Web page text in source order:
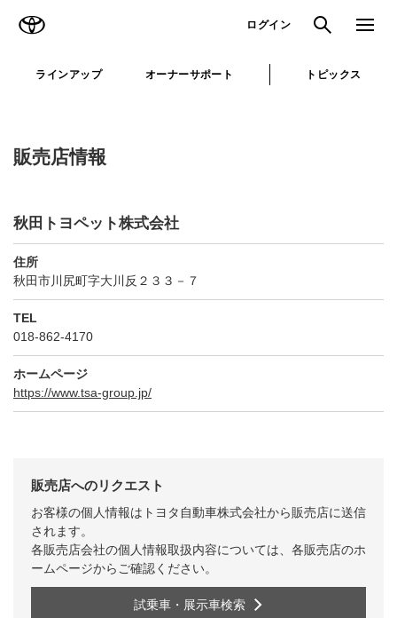
ログイン 検索 メニュ
ラインアップ オーナーサポート トピックス
販売店情報
秋田トヨペット株式会社
住所
秋田市川尻町字大川反２３３－７
TEL
018-862-4170
ホームページ
https://www.tsa-group.jp/
販売店へのリクエスト
お客様の個人情報はトヨタ自動車株式会社から販売店に送信
されます。
各販売店会社の個人情報取扱内容については、各販売店のホ
ームページからご確認ください。
試乗車・展示車検索